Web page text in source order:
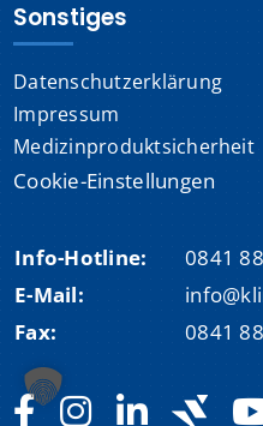
Sonstiges
Datenschutzerklärung
Impressum
Medizinproduktsicherheit
Cookie-Einstellungen
Info-Hotline: 0841
E-Mail:
Fax:
0841